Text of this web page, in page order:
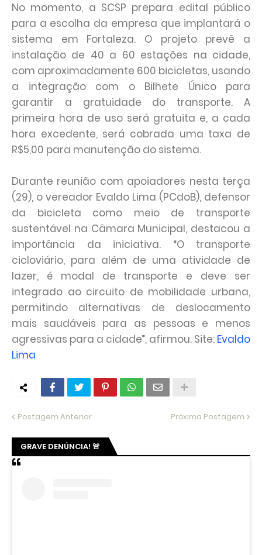
No momento, a SCSP prepara edital público
para a escolha da empresa que implantará o
sistema em Fortaleza. O projeto prevê a
instalação de 40 a 60 estações na cidade,
com aproximadamente 600 bicicletas, usando
a integração com o Bilhete Único para
garantir a gratuidade do transporte. A
primeira hora de uso será gratuita e, a cada
hora excedente, será cobrada uma taxa de
R$5,00 para manutenção do sistema.
Durante reunião com apoiadores nesta terça
(29), o vereador Evaldo Lima (PCdoB), defensor
da bicicleta como meio de transporte
sustentável na Câmara Municipal, destacou a
importância da iniciativa. “O transporte
cicloviário, para além de uma atividade de
lazer, é modal de transporte e deve ser
integrado ao circuito de mobilidade urbana,
permitindo alternativas de deslocamento
mais saudáveis para as pessoas e menos
agressivas para a cidade”, afirmou. Site: Evaldo
Lima
Postagem Anterior Próxima Postagem
GRAVE DENÚNCIA! 🚨